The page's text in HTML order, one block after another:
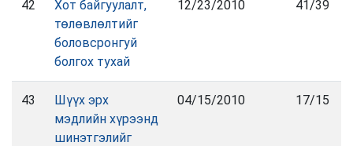
42
Хот байгуулалт,
төлөвлөлтийг
боловсронгуй
болгох тухай
12/23/2010 41/39
43
Шүүх эрх
мэдлийн хүрээнд
шинэтгэлийг
04/15/2010 17/15